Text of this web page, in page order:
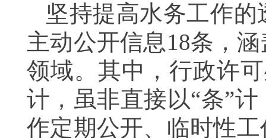
坚持提高水务工作
主动公开信息18条，
领域。其中，行政许
计，虽非直接以“条”
作定期公开、临时性